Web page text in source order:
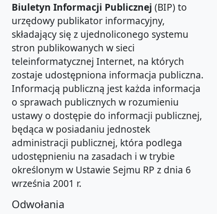
Biuletyn Informacji Publicznej (BIP) to
urzędowy publikator informacyjny,
składający się z ujednoliconego systemu
stron publikowanych w sieci
teleinformatycznej Internet, na których
zostaje udostępniona informacja publiczna.
Informacją publiczną jest każda informacja
o sprawach publicznych w rozumieniu
ustawy o dostępie do informacji publicznej,
będąca w posiadaniu jednostek
administracji publicznej, która podlega
udostępnieniu na zasadach i w trybie
określonym w Ustawie Sejmu RP z dnia 6
września 2001 r.
Odwołania